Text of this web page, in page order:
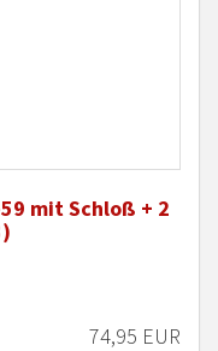
mit Schloß + 2
74,95 EUR